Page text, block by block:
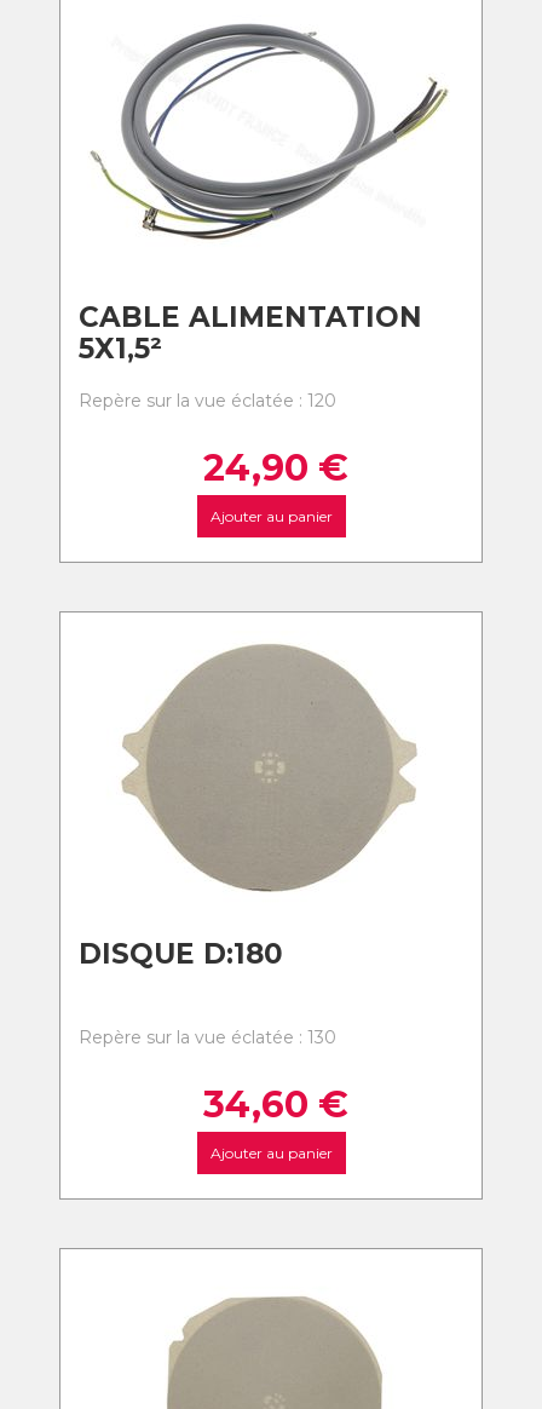
CABLE ALIMENTATION
5X1,5²
Repère sur la vue éclatée : 120
24,90 €
Ajouter au panier
DISQUE D:180
Repère sur la vue éclatée : 130
34,60 €
Ajouter au panier